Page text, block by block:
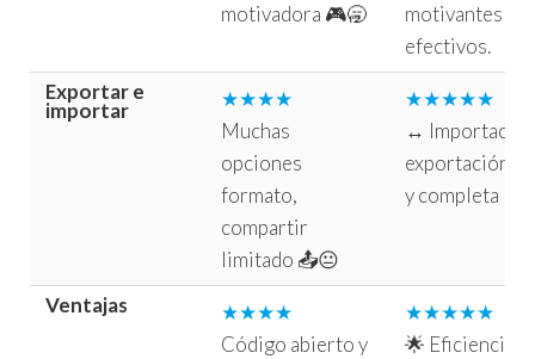
motivadora 🎮🥱
motivantes y
efectivos.
Exportar e
importar
★★★★
Muchas
opciones
formato,
compartir
limitado 📤😐
★★★★★
↔️
exportación
y completa
Ventajas
★★★★
Código abierto y
★★★★★
🌟 Eficiencia,